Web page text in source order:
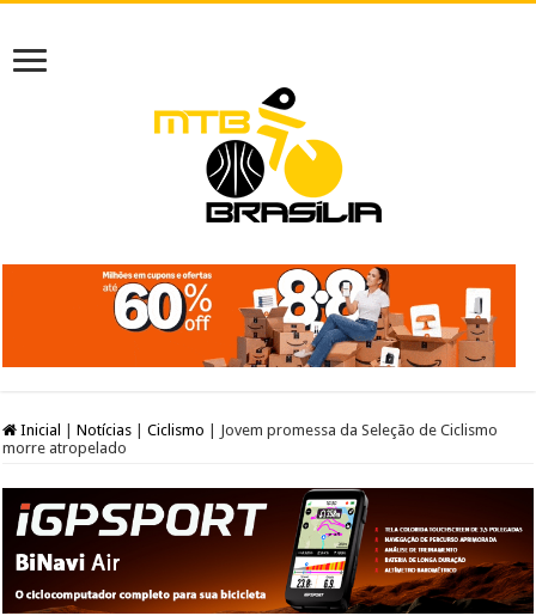
Inicial Notícias Ciclismo
Jovem promessa da Seleção de Ciclismo
morre atropelado